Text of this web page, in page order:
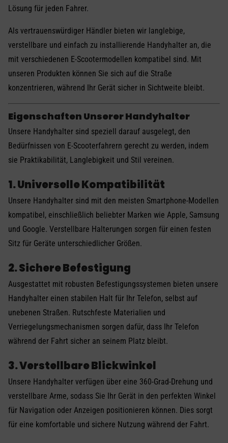
Lösung für jeden Fahrer.
Als vertrauenswürdiger Händler bieten wir langlebige,
verstellbare und einfach zu installierende Handyhalter an, die
mit verschiedenen E-Scootermodellen kompatibel sind. Mit
unseren Produkten können Sie sich auf die Straße
konzentrieren, während Ihr Gerät sicher in Sichtweite bleibt.
Eigenschaften Unserer Handyhalter
Unsere Handyhalter sind speziell darauf ausgelegt, den
Bedürfnissen von E-Scooterfahrern gerecht zu werden, indem
sie Praktikabilität, Langlebigkeit und Stil vereinen.
1. Universelle Kompatibilität
Unsere Handyhalter sind mit den meisten Smartphone-Modellen
kompatibel, einschließlich beliebter Marken wie Apple, Samsung
und Google. Verstellbare Halterungen sorgen für einen festen
Sitz für Geräte unterschiedlicher Größen.
2. Sichere Befestigung
Ausgestattet mit robusten Befestigungssystemen bieten unsere
Handyhalter einen stabilen Halt für Ihr Telefon, selbst auf
unebenen Straßen. Rutschfeste Materialien und
Verriegelungsmechanismen sorgen dafür, dass Ihr Telefon
während der Fahrt sicher an seinem Platz bleibt.
3. Verstellbare Blickwinkel
Unsere Handyhalter verfügen über eine 360-Grad-Drehung und
verstellbare Arme, sodass Sie Ihr Gerät in den perfekten Winkel
für Navigation oder Anzeigen positionieren können. Dies sorgt
für eine komfortable und sichere Nutzung während der Fahrt.